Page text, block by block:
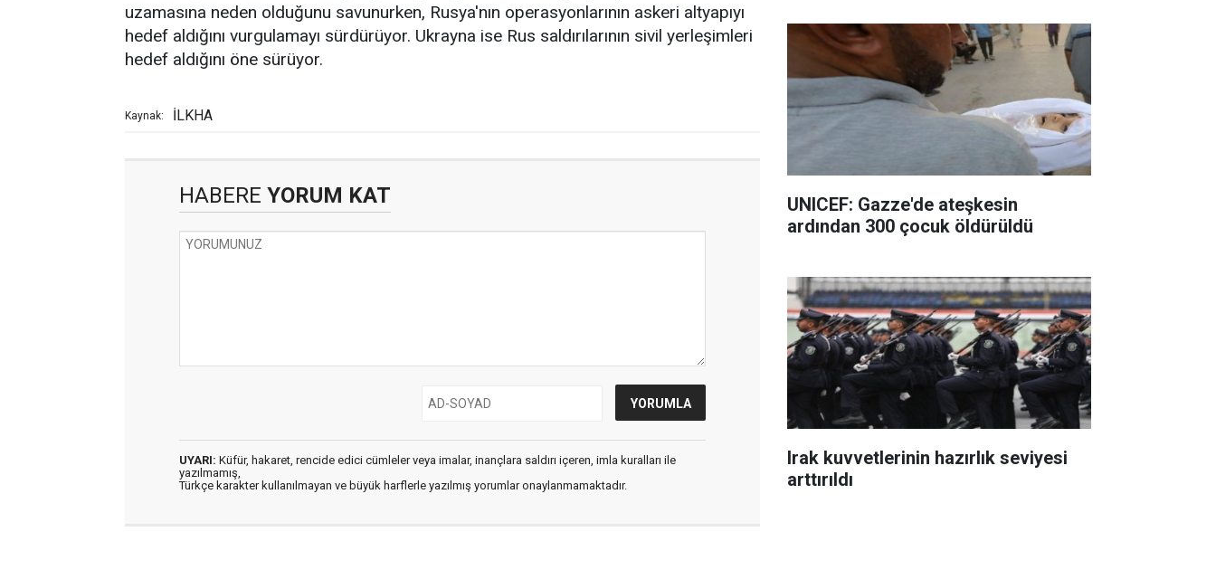
uzamasına neden olduğunu savunurken, Rusya'nın operasyonlarının askeri altyapıyı
hedef aldığını vurgulamayı sürdürüyor. Ukrayna ise Rus saldırılarının sivil yerleşimleri
hedef aldığını öne sürüyor.
Kaynak: İLKHA
HABERE YORUM KAT
UYARI: Küfür, hakaret, rencide edici cümleler veya imalar, inançlara saldırı içeren, imla kuralları ile
yazılmamış,
Türkçe karakter kullanılmayan ve büyük harflerle yazılmış yorumlar onaylanmamaktadır.
UNICEF: Gazze'de ateşkesin
ardından 300 çocuk öldürüldü
Irak kuvvetlerinin hazırlık seviyesi
arttırıldı